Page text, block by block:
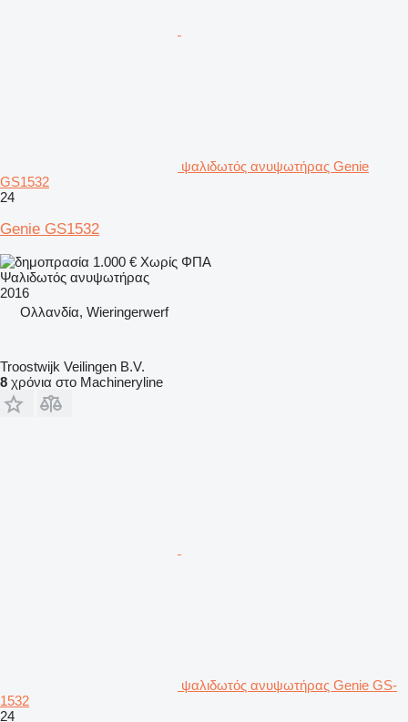
ψαλιδωτός ανυψωτήρας Genie
GS1532
24
Genie GS1532
1.000 € Χωρίς ΦΠΑ
Ψαλιδωτός ανυψωτήρας
2016
Ολλανδία, Wieringerwerf
Troostwijk Veilingen B.V.
8 χρόνια στο Machineryline
ψαλιδωτός ανυψωτήρας Genie GS-
1532
24